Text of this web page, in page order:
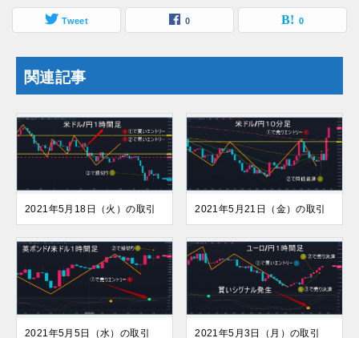
Tweet 0 0
関連記事
2021年5月18日（火）の取引 2021年5月21日（金）の取引
2021年5月5日（水）の取引 2021年5月3日（月）の取引